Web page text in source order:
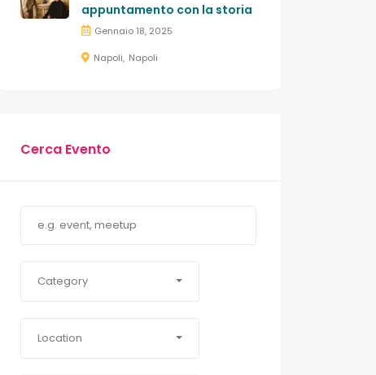
appuntamento con la storia
Gennaio 18, 2025
Napoli Napoli
Cerca Evento
Category
Location